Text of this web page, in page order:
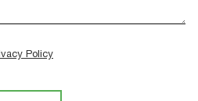
Policy